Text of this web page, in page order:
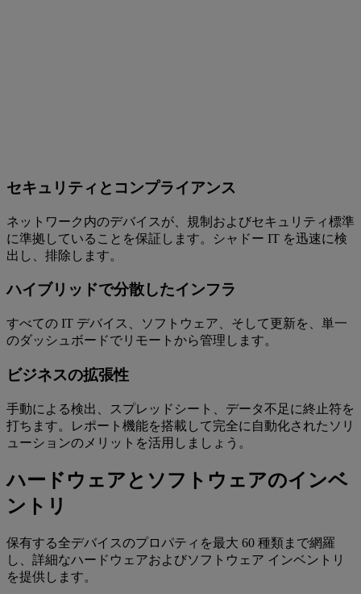
セキュリティとコンプライアンス
ネットワーク内のデバイスが、規制およびセキュリティ標準
に準拠していることを保証します。シャドー IT を迅速に検
出し、排除します。
ハイブリッドで分散したインフラ
すべての IT デバイス、ソフトウェア、そして更新を、単一
のダッシュボードでリモートから管理します。
ビジネスの拡張性
手動による検出、スプレッドシート、データ不足に終止符を
打ちます。レポート機能を搭載して完全に自動化されたソリ
ューションのメリットを活用しましょう。
ハードウェアとソフトウェアのインベ
ントリ
保有する全デバイスのプロパティを最大 60 種類まで網羅
し、詳細なハードウェアおよびソフトウェア インベントリ
を提供します。